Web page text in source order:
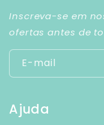
Inscreva-se em
ofertas antes de
E-mail
Ajuda